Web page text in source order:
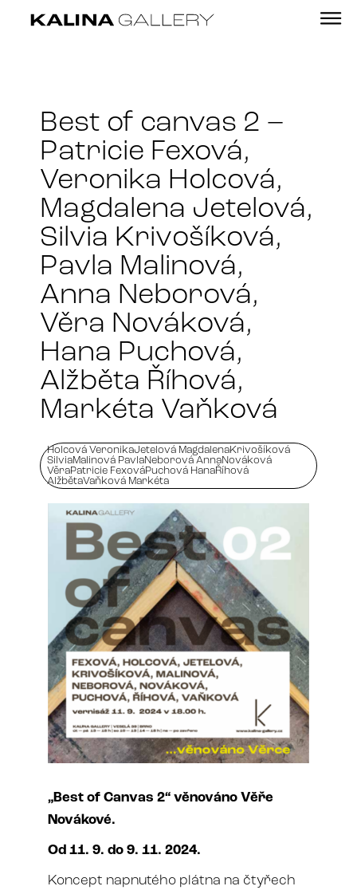
Best of canvas 2 –
Patricie Fexová,
Veronika Holcová,
Magdalena Jetelová,
Silvia Krivošíková,
Pavla Malinová,
Anna Neborová,
Věra Nováková,
Hana Puchová,
Alžběta Říhová,
Markéta Vaňková
Holcová VeronikaJetelová MagdalenaKrivošíková
SilviaMalinová PavlaNeborová AnnaNováková
VěraPatricie FexováPuchová HanaŘíhová
AlžbětaVaňková Markéta
„Best of Canvas 2“ věnováno Věře
Novákové.
Od 11. 9. do 9. 11. 2024.
Koncept napnutého plátna na čtyřech